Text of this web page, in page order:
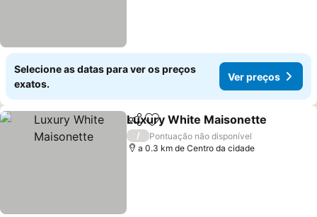
Selecione as datas para ver os preços
exatos.
Ver preços
PartilharAdicionar aos favoritos
Luxury White Maisonette
/
Pontuação não disponível
a 0.3 km de Centro da cidade